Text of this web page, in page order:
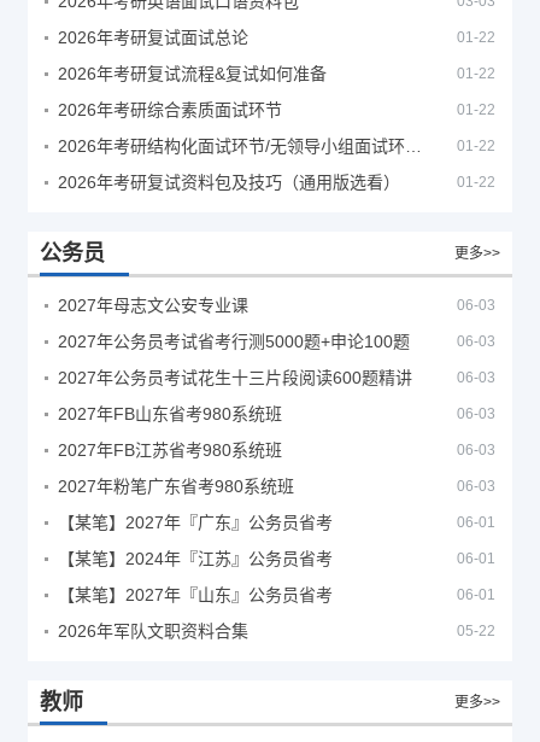
2026年考研复试面试总论 01-22
2026年考研复试流程&复试如何准备 01-22
2026年考研综合素质面试环节 01-22
01-22
2026年考研复试资料包及技巧（通用版选看） 01-22
公务员 更多>>
2027年母志文公安专业课 06-03
2027年公务员考试省考行测5000题+申论100题 06-03
2027年公务员考试花生十三片段阅读600题精讲 06-03
2027年FB山东省考980系统班 06-03
2027年FB江苏省考980系统班 06-03
2027年粉笔广东省考980系统班 06-03
【某笔】2027年『广东』公务员省考 06-01
【某笔】2024年『江苏』公务员省考 06-01
【某笔】2027年『山东』公务员省考 06-01
2026年军队文职资料合集 05-22
教师 更多>>